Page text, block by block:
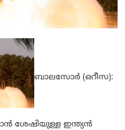
ബാലസോര്‍ (ഒറീസ):
ശേഷിയുള്ള ഇന്ത്യന്‍